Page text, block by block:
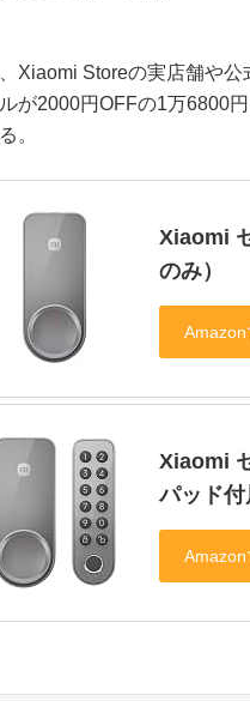
Xiaomi Storeの実店舗や公
が2000円OFFの1万6800
。
‎Xiaomi
のみ）
‎Xiaomi
パッド付